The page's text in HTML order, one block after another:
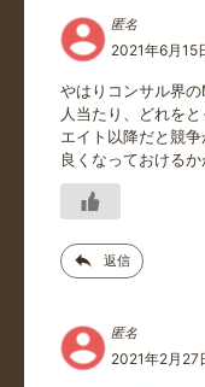
匿名
2021年6月15
やはりコンサル界の
人当たり、どれを
エイト以降だと競
良くなっておけるか
返信
匿名
2021年2月27